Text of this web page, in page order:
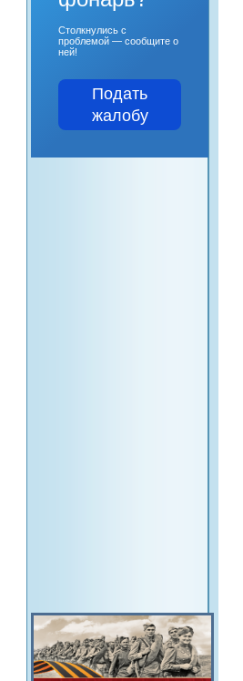
Столкнулись с
проблемой — сообщите о
ней!
Подать
жалобу